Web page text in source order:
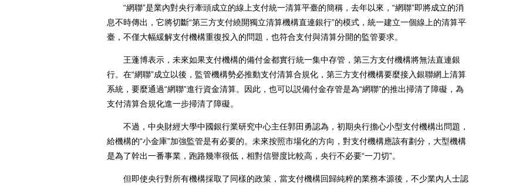
“網聯”是業內對央行牽頭成立的線上支付統一清算平臺的簡稱，去年以來，“網聯”即將成立的消
息不時傳出，它將切斷“第三方支付繞開獨立清算機構直連銀行”的模式，統一建立一個線上的清算平
臺，不僅大幅緩解支付機構重復投入的問題，也符合支付與清算分開的監管要求。
王蓬博表示，未來如果支付機構的備付金都實行統一集中存管，第三方支付機構將無法直連銀
行。在“網聯”成立以後，監管機構勢必推動支付清算合規化，第三方支付機構要麼接入銀聯網上清算
系統，要麼通過“網聯”進行資金清算。因此，也可以説備付金存管是為“網聯”的推出掃清了障礙，為
支付清算合規化進一步掃清了障礙。
不過，中央財經大學中國銀行業研究中心主任郭田勇認為，初期央行擔心小型支付機構出問題，
給機構的“小金庫”加強監管是有必要的。未來按照市場化的方向，對支付機構應該有劃分，大型機構
是為了幹出一番事業，跑路幾率很低，相對信譽度比較高，央行不必要“一刀切”。
但即使央行對所有機構採取了同樣的政策，當支付機構回歸純粹的業務本源後，不少業內人士認